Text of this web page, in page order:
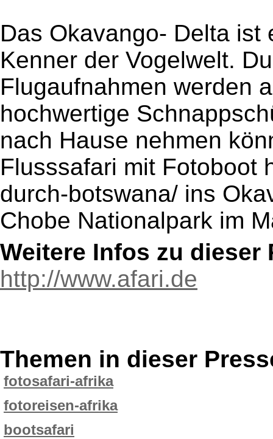
Das Okavango- Delta ist
Kenner der Vogelwelt.
Flugaufnahmen werden
hochwertige
nach Hause nehmen
Flusssafari mit Fotoboot
durch-botswana/ ins
Chobe Nationalpark im
Weitere Infos zu dieser
http://www.afari.de
Themen in dieser
fotosafari-afrika
fotoreisen-afrika
bootsafari